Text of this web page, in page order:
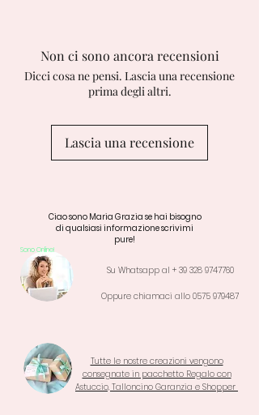
Non ci sono ancora recensioni
Dicci cosa ne pensi. Lascia una recensione
prima degli altri.
Lascia una recensione
Ciao sono Maria Grazia se hai bisogno
di qualsiasi informazione scrivimi
pure!
Sono Online!
Su Whatsapp al + 39 328 9747760
Oppure chiamaci allo 0575 979487
Tutte le nostre creazioni vengono
consegnate in pacchetto Regalo con
Astuccio, Talloncino Garanzia e Shopper